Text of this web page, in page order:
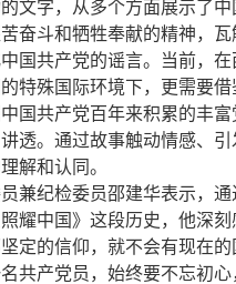
文字，从多个方面展示了中
奋斗和牺牲奉献的精神，瓦
国共产党的谣言。当前，
特殊国际环境下，更需要借
国共产党百年来积累的丰富
透。通过故事触动情感、
解和认同。
兼纪检委员邵建华表示，通
耀中国》这段历史，他深刻
定的信仰，就不会有现在的
共产党员，始终要不忘初